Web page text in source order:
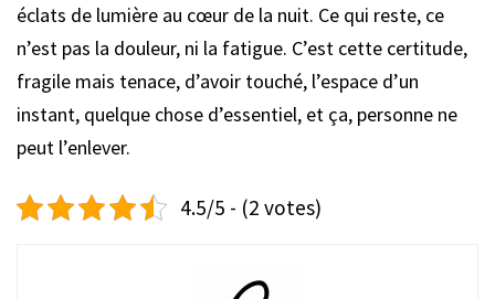
éclats de lumière au cœur de la nuit. Ce qui reste, ce
n’est pas la douleur, ni la fatigue. C’est cette certitude,
fragile mais tenace, d’avoir touché, l’espace d’un
instant, quelque chose d’essentiel, et ça, personne ne
peut l’enlever.
4.5/5 - (2 votes)